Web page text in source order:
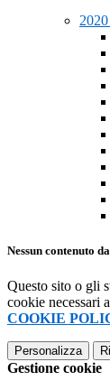
2020
Nessun contenuto
Questo sito o gli
cookie necessari
COOKIE
Personalizza
Gestione cookie